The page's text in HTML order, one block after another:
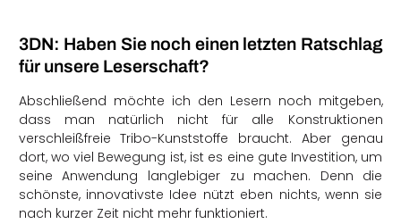
3DN: Haben Sie noch einen letzten Ratschlag
für unsere Leserschaft?
Abschließend möchte ich den Lesern noch mitgeben,
dass man natürlich nicht für alle Konstruktionen
verschleißfreie Tribo-Kunststoffe braucht. Aber genau
dort, wo viel Bewegung ist, ist es eine gute Investition, um
seine Anwendung langlebiger zu machen. Denn die
schönste, innovativste Idee nützt eben nichts, wenn sie
nach kurzer Zeit nicht mehr funktioniert.